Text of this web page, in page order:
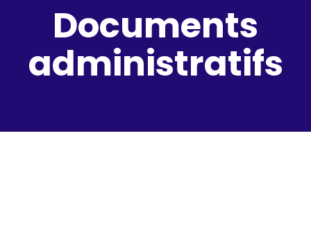
Documents
administratifs